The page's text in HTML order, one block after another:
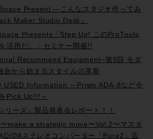
Present —こんなスタジオ作ってみ
Maker Studio Desk』
Presents「Step Up! このProTools
活用だ。」セミナー開催!!
Recommend Equipment~第5回 モダ
合から始まるスタイルの革新
USED Information ～Prism ADA-8など今
Pick Up!!!～
リーズ』製品発表会レポート！！
make a strategic move〜Vol.2〜マスタ
DAステレオコンバーター「Pure2」店